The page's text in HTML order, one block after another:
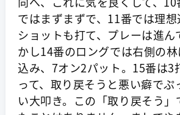
ではまずまずで、11番では理
ショットも打て、プレーは進ん
かし14番のロングでは右側の
込み、7オン2パット。15番は3
って、取り戻そうと悪い癖でぷ
い大叩き。この「取り戻そう」